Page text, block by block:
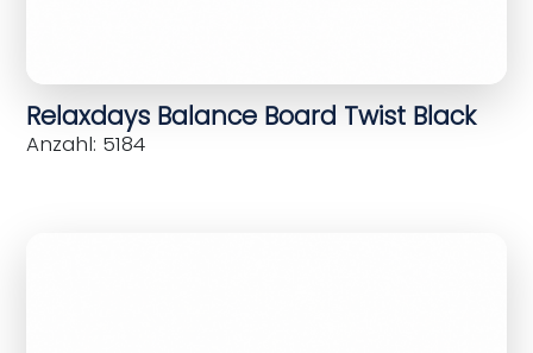
Relaxdays Balance Board Twist Black
Anzahl: 5184